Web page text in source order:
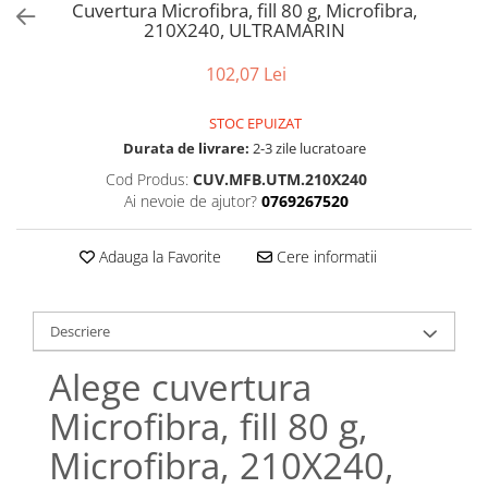
Bumbac satinat
Bumbac policoton
200x200cm
Tipul cearceafului de pat
Cu elastic
Normal - fara elastic
Culoarea
Neagra
Cuvertura Microfibra, fill 80 g, Microfibra,
210X240, ULTRAMARIN
102,07 Lei
STOC EPUIZAT
Durata de livrare: 2-3 zile lucratoare
Cod Produs: CUV.MFB.UTM.210X240
Ai nevoie de ajutor? 0769267520
Adauga la Favorite Cere informatii
Descriere
Alege cuvertura
Microfibra, fill 80 g,
Microfibra, 210X240,